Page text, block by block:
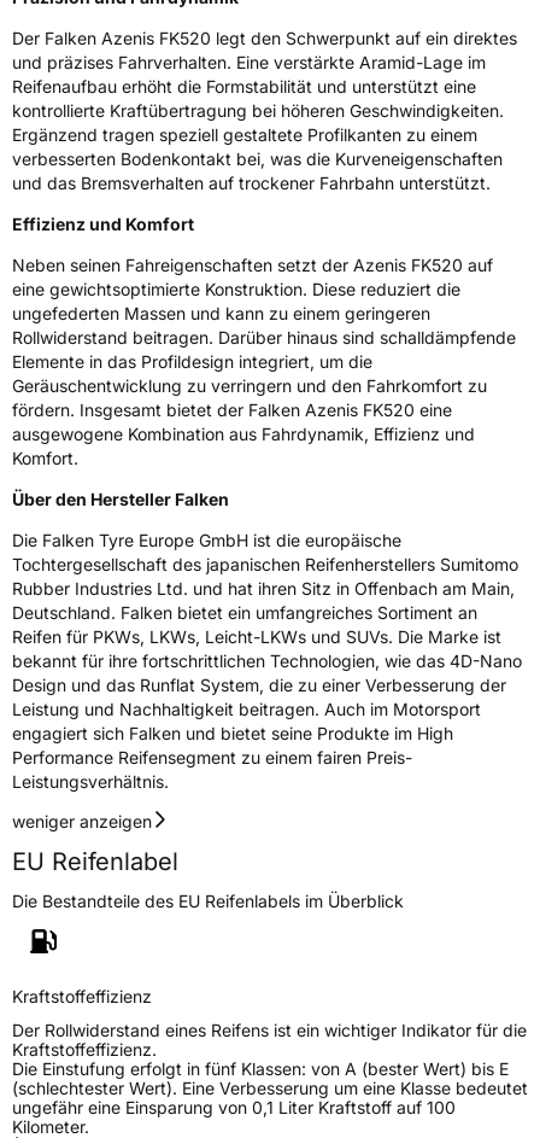
3PMSF / Schneeflockensymbol / Alpine-SymbolNein
EisgripNein
EPREL ID912201
74-76 63065 Offenbach am Main
Deutschland, info@falkentyre.com
Der Falken Azenis FK520 legt den Schwerpunkt auf ein direktes
und präzises Fahrverhalten. Eine verstärkte Aramid-Lage im
Reifenaufbau erhöht die Formstabilität und unterstützt eine
kontrollierte Kraftübertragung bei höheren Geschwindigkeiten.
Ergänzend tragen speziell gestaltete Profilkanten zu einem
verbesserten Bodenkontakt bei, was die Kurveneigenschaften
und das Bremsverhalten auf trockener Fahrbahn unterstützt.
Effizienz und Komfort
Neben seinen Fahreigenschaften setzt der Azenis FK520 auf
eine gewichtsoptimierte Konstruktion. Diese reduziert die
ungefederten Massen und kann zu einem geringeren
Rollwiderstand beitragen. Darüber hinaus sind schalldämpfende
Elemente in das Profildesign integriert, um die
Geräuschentwicklung zu verringern und den Fahrkomfort zu
fördern. Insgesamt bietet der Falken Azenis FK520 eine
ausgewogene Kombination aus Fahrdynamik, Effizienz und
Komfort.
Über den Hersteller Falken
Die Falken Tyre Europe GmbH ist die europäische
Tochtergesellschaft des japanischen Reifenherstellers Sumitomo
Rubber Industries Ltd. und hat ihren Sitz in Offenbach am Main,
Deutschland. Falken bietet ein umfangreiches Sortiment an
Reifen für PKWs, LKWs, Leicht-LKWs und SUVs. Die Marke ist
bekannt für ihre fortschrittlichen Technologien, wie das 4D-Nano
Design und das Runflat System, die zu einer Verbesserung der
Leistung und Nachhaltigkeit beitragen. Auch im Motorsport
engagiert sich Falken und bietet seine Produkte im High
Performance Reifensegment zu einem fairen Preis-
Leistungsverhältnis.
weniger anzeigen
EU Reifenlabel
Die Bestandteile des EU Reifenlabels im Überblick
Kraftstoffeffizienz
Der Rollwiderstand eines Reifens ist ein wichtiger Indikator für die
Kraftstoffeffizienz.
Die Einstufung erfolgt in fünf Klassen: von A (bester Wert) bis E
(schlechtester Wert). Eine Verbesserung um eine Klasse bedeutet
ungefähr eine Einsparung von 0,1 Liter Kraftstoff auf 100
Kilometer.